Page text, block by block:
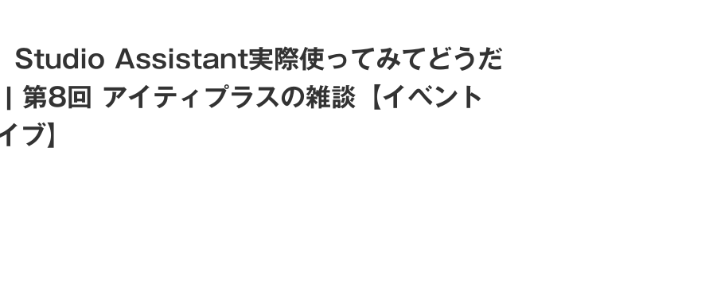
Studio Assistant実際使ってみてどうだ
第8回 アイティプラスの雑談【イベント
】